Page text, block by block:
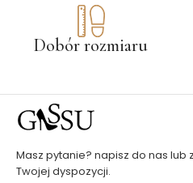
Dobór rozmiaru
Masz pytanie? napisz do nas lub
Twojej dyspozycji.